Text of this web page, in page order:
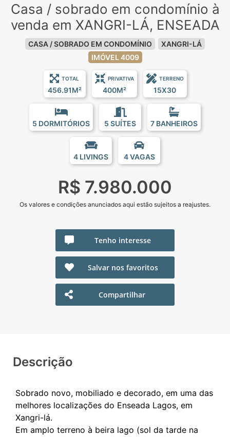
Casa / sobrado em condomínio à
venda em XANGRI-LÁ, ENSEADA
CASA / SOBRADO EM CONDOMÍNIO
XANGRI-LÁ
IMÓVEL 4009
TOTAL
456.91M²
PRIVATIVA
400M²
TERRENO
15X30
5 DORMITÓRIOS 5 SUÍTES 7 BANHEIROS
4 LIVINGS 4 VAGAS
R$ 7.980.000
Os valores e condições anunciados aqui estão sujeitos a reajustes.
Tenho interesse
Salvar nos favoritos
Compartilhar
Descrição
Sobrado novo, mobiliado e decorado, em uma das
melhores localizações do Enseada Lagos, em
Xangri-lá.
Em amplo terreno à beira lago (sol da tarde na